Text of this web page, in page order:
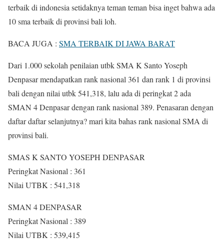
terbaik di indonesia setidaknya teman teman bisa inget bahwa ada
10 sma terbaik di provinsi bali loh.
BACA JUGA : SMA TERBAIK DI JAWA BARAT
Dari 1.000 sekolah penilaian utbk SMA K Santo Yoseph
Denpasar mendapatkan rank nasional 361 dan rank 1 di provinsi
bali dengan nilai utbk 541,318, lalu ada di peringkat 2 ada
SMAN 4 Denpasar dengan rank nasional 389. Penasaran dengan
daftar daftar selanjutnya? mari kita bahas rank nasional SMA di
provinsi bali.
SMAS K SANTO YOSEPH DENPASAR
Peringkat Nasional : 361
Nilai UTBK : 541,318
SMAN 4 DENPASAR
Peringkat Nasional : 389
Nilai UTBK : 539,415